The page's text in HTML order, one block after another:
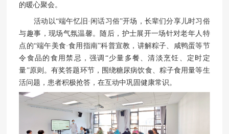
的暖心聚会。
活动以“端午忆旧·闲话习俗”开场，长辈们分享儿时习俗
与趣事，现场气氛温馨。随后，护士展开一场针对老年人特
点的“端午美食·食用指南”科普宣教，讲解粽子、咸鸭蛋等节
令食品的食用禁忌，强调“少量多餐、清淡烹饪、定时定
量”原则。有奖答题环节，围绕糖尿病饮食、粽子食用量等生
活问题，患者积极抢答，在互动中巩固健康常识。